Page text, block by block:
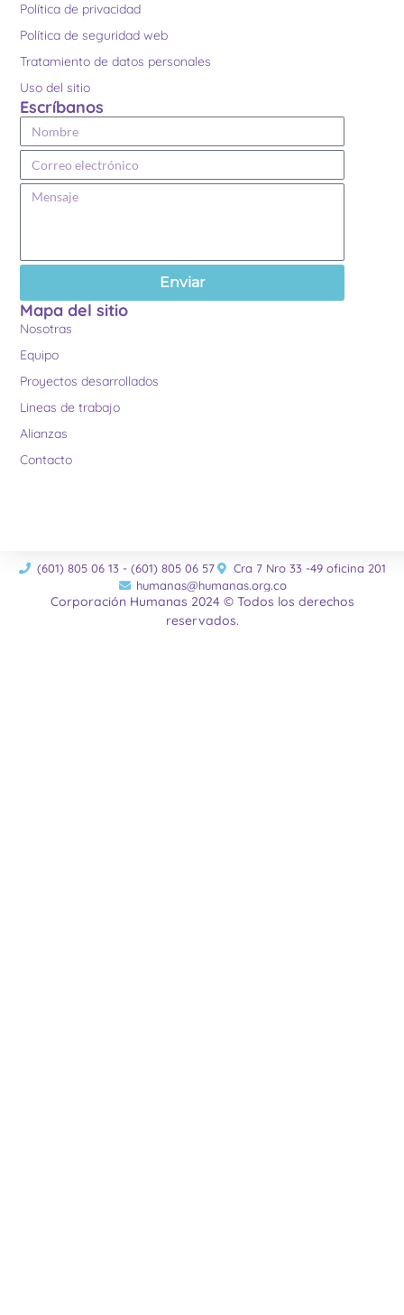
Política de privacidad
Política de seguridad web
Tratamiento de datos personales
Uso del sitio
Escríbanos
Enviar
Mapa del sitio
Nosotras
Equipo
Proyectos desarrollados
Lineas de trabajo
Alianzas
Contacto
(601) 805 06 13 - (601) 805 06 57
Cra 7 Nro 33 -49 oficina 201
humanas@humanas.org.co
Corporación Humanas 2024 © Todos los derechos
reservados.